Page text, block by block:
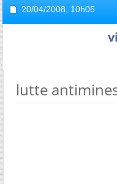
20/04/2008, 10h05
lutte